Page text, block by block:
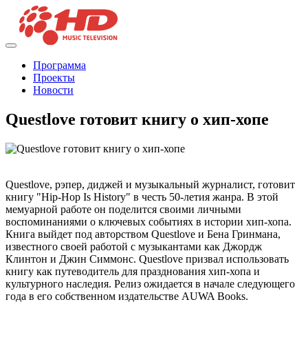
Программа
Проекты
Новости
Questlove готовит книгу о хип-хопе
Questlove, рэпер, диджей и музыкальный журналист, готовит
книгу "Hip-Hop Is History" в честь 50-летия жанра. В этой
мемуарной работе он поделится своими личными
воспоминаниями о ключевых событиях в истории хип-хопа.
Книга выйдет под авторством Questlove и Бена Гринмана,
известного своей работой с музыкантами как Джордж
Клинтон и Джин Симмонс. Questlove призвал использовать
книгу как путеводитель для празднования хип-хопа и
культурного наследия. Релиз ожидается в начале следующего
года в его собственном издательстве AUWA Books.